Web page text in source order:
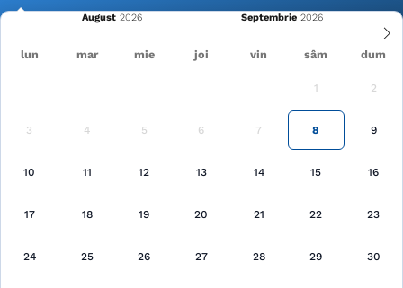
Cele mai recente
August Septembrie
lun mar mie joi vin sâm dum
1 2
3 4 5 6 7 8 9
10 11 12 13 14 15 16
17 18 19 20 21 22 23
24 25 26 27 28 29 30